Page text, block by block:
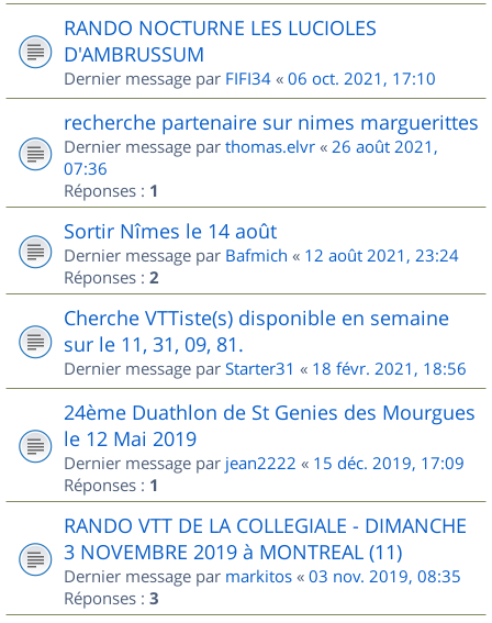
RANDO NOCTURNE LES LUCIOLES
D'AMBRUSSUM
Dernier message par FIFI34 « 06 oct. 2021, 17:10
recherche partenaire sur nimes marguerittes
Dernier message par thomas.elvr « 26 août 2021,
07:36
Réponses : 1
Sortir Nîmes le 14 août
Dernier message par Bafmich « 12 août 2021, 23:24
Réponses : 2
Cherche VTTiste(s) disponible en semaine
sur le 11, 31, 09, 81.
Dernier message par Starter31 « 18 févr. 2021, 18:56
24ème Duathlon de St Genies des Mourgues
le 12 Mai 2019
Dernier message par jean2222 « 15 déc. 2019, 17:09
Réponses : 1
RANDO VTT DE LA COLLEGIALE - DIMANCHE
3 NOVEMBRE 2019 à MONTREAL (11)
Dernier message par markitos « 03 nov. 2019, 08:35
Réponses : 3